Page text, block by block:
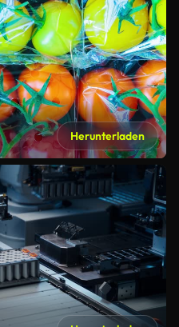
Herunterladen